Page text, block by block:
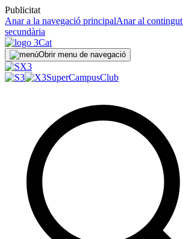
Publicitat
Anar a la navegació principalAnar al contingut
secundària
Obrir menu de navegació
SuperCampusClub